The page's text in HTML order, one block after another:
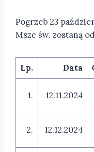
Pogrzeb 23
Msze św. zostaną
Lp. Data
1. 12.11.2024
2. 12.12.2024